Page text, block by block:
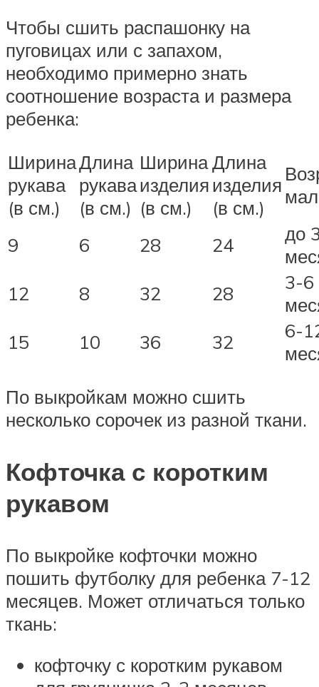
Чтобы сшить распашонку на
пуговицах или с запахом,
необходимо примерно знать
соотношение возраста и размера
ребенка:
Ширина
рукава
(в см.)
Длина
рукава
(в см.)
Ширина
изделия
(в см.)
Длина
изделия
(в см.)
9 6 28 24
до
12
8 32 28
3-6
15
10 36 32
6-
По выкройкам можно сшить
несколько сорочек из разной ткани.
Кофточка с коротким
рукавом
По выкройке кофточки можно
пошить футболку для ребенка 7-12
месяцев. Может отличаться только
ткань:
кофточку с коротким рукавом